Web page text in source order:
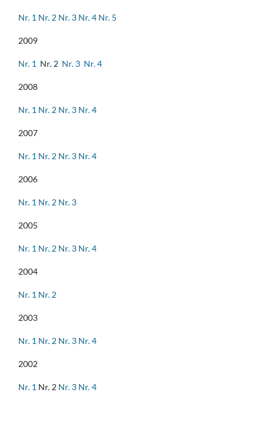
Nr. 1 Nr. 2 Nr. 3 Nr. 4 Nr. 5
2009
Nr. 1 Nr. 2 Nr. 3 Nr. 4
2008
Nr. 1 Nr. 2 Nr. 3 Nr. 4
2007
Nr. 1 Nr. 2 Nr. 3 Nr. 4
2006
Nr. 1 Nr. 2 Nr. 3
2005
Nr. 1 Nr. 2 Nr. 3 Nr. 4
2004
Nr. 1 Nr. 2
2003
Nr. 1 Nr. 2 Nr. 3 Nr. 4
2002
Nr. 1 Nr. 2 Nr. 3 Nr. 4